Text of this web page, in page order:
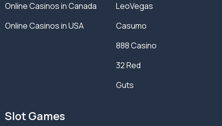
Online Casinos in Canada
Online Casinos in USA
LeoVegas
Casumo
888 Casino
32 Red
Guts
Slot Games